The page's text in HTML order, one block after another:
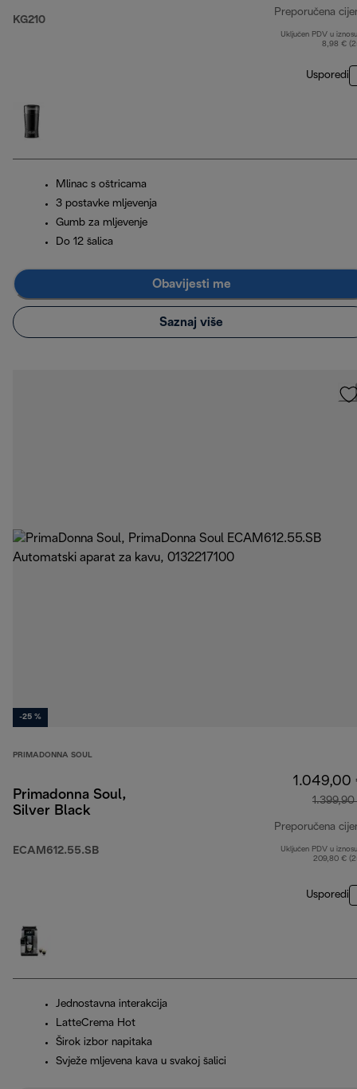
KG210
Preporučena
Uključen PDV u
8,98 €
Usporedi
Mlinac s oštricama
3 postavke mljevenja
Gumb za mljevenje
Do 12 šalica
Obavijesti me
Saznaj više
-25 %
PRIMADONNA SOUL
Primadonna Soul,
Silver Black
ECAM612.55.SB
1.049,00
Preporučena
Uključen PDV u
209,80 €
Usporedi
Jednostavna interakcija
LatteCrema Hot
Širok izbor napitaka
Svježe mljevena kava u svakoj šalici